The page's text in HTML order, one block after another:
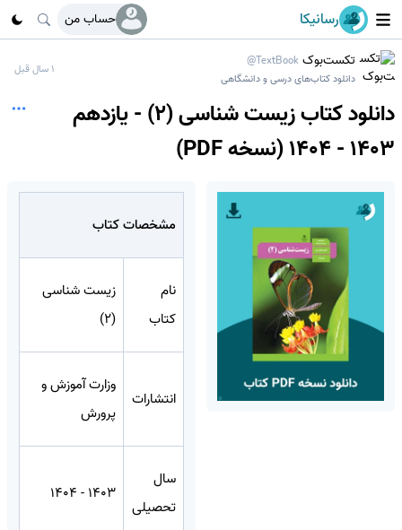
رسانیکا حساب من
تکست‌بوک @TextBook
دانلود کتاب‌های درسی و دانشگاهی
1 سال قبل
دانلود کتاب زیست شناسی (2) - یازدهم
1403 - 1404 (نسخه PDF)
مشخصات کتاب
نام
کتاب
زیست شناسی
(2)
انتشارات
وزارت آموزش و
پرورش
سال
تحصیلی
1403 - 1404